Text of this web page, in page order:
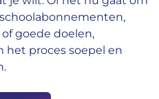
goede doelen,
het proces soepel en